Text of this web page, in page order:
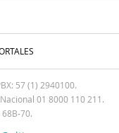
57 (1) 2940100.
01 8000 110 211.
70.